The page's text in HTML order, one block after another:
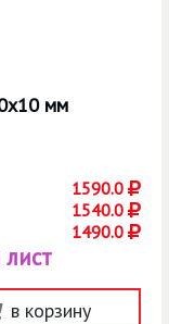
мм
1590.0
1540.0
1490.0
в корзину